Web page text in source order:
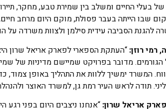
החיים ומשלב בין שמירת טבע, מחקר,
שבו הייתה בעבר פסולת, מוקם היום מרחב
להגנת הסביבה עידית סילמן ולצוות משרדה על
רוזן: “העתקת הספארי לפארק אריאל שרון
מדובר בפרויקט שמיישם מדיניות של
המשרד ימשיך ללוות את התהליך באופן
תודה לראש העיר רמת גן, למשרד האוצר
פארק אריאל שרון: “אנחנו ניצבים היום בפני רגע